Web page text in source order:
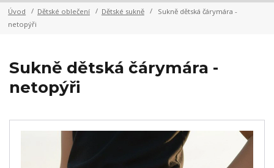
Úvod Dětské oblečení Dětské sukně
Sukně dětská čárymára -
netopýři
Sukně dětská čárymára -
netopýři